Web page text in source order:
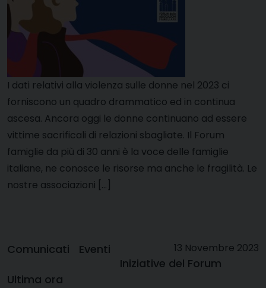
I dati relativi alla violenza sulle donne nel 2023 ci
forniscono un quadro drammatico ed in continua
ascesa. Ancora oggi le donne continuano ad essere
vittime sacrificali di relazioni sbagliate. Il Forum
famiglie da più di 30 anni è la voce delle famiglie
italiane, ne conosce le risorse ma anche le fragilità. Le
nostre associazioni […]
13 Novembre 2023
Comunicati
Eventi
Iniziative del Forum
Ultima ora